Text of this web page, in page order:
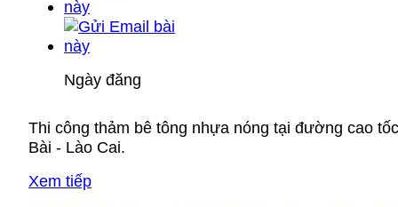
Ngày đăng
Thi công thảm bê tông nhựa nóng tại đường cao
Bài - Lào Cai.
Xem tiếp